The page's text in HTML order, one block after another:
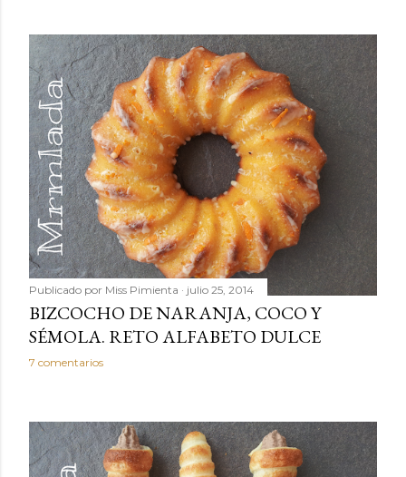
Publicado por Miss Pimienta julio 25, 2014
BIZCOCHO DE NARANJA, COCO Y
SÉMOLA. RETO ALFABETO DULCE
7 comentarios